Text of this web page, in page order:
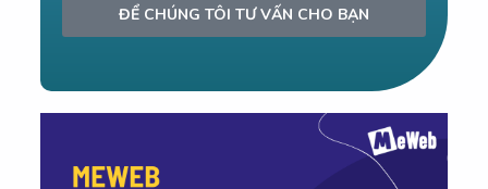
ĐỂ CHÚNG TÔI TƯ VẤN CHO BẠN